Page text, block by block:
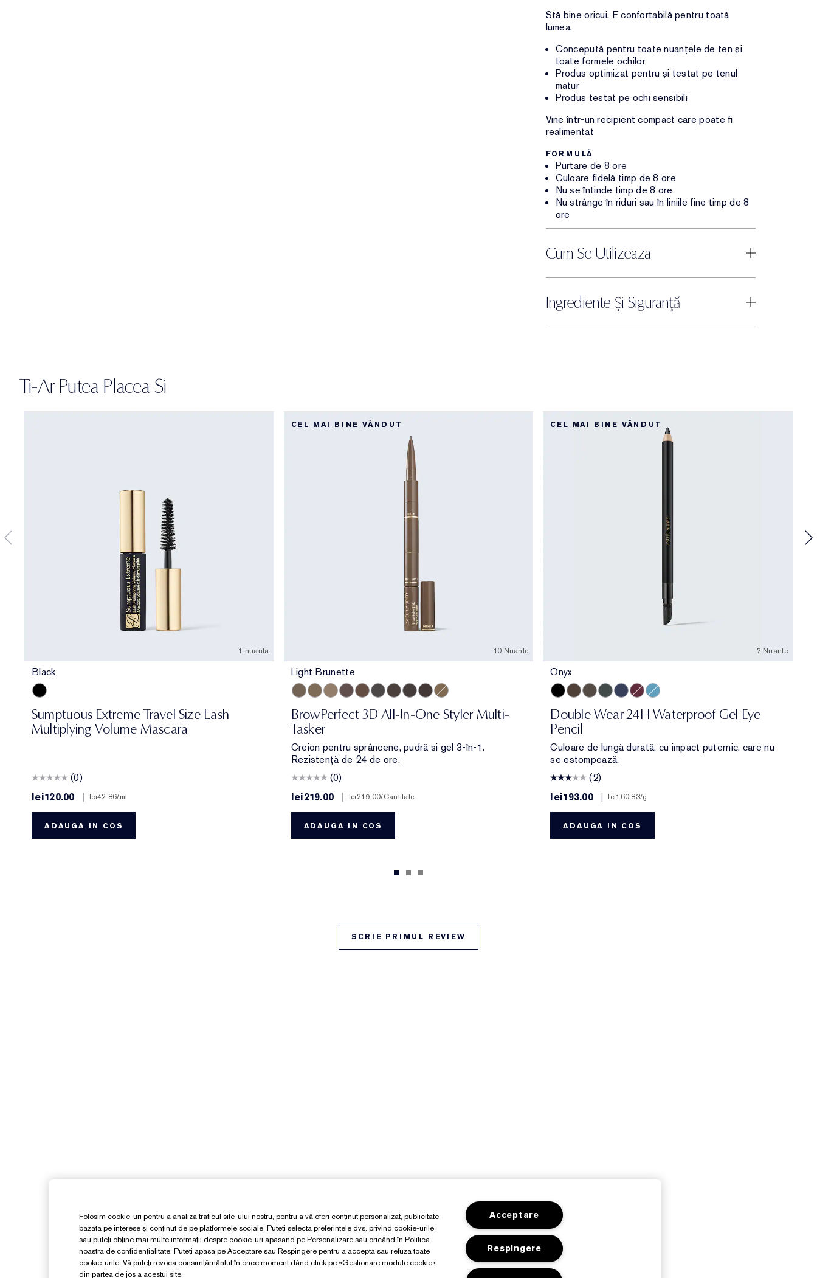
Stă bine oricui. E confortabilă pentru toată
lumea.
Concepută pentru toate nuanțele de ten și
toate formele ochilor
Produs optimizat pentru și testat pe tenul
matur
Produs testat pe ochi sensibili
Vine într-un recipient compact care poate fi
realimentat
FORMULĂ
Purtare de 8 ore
Culoare fidelă timp de 8 ore
Nu se întinde timp de 8 ore
Nu strânge în riduri sau în liniile fine timp de 8
ore
Cum Se Utilizeaza
Ingrediente Și Siguranță
Ti-Ar Putea Placea Si
1 nuanta
Black
Sumptuous Extreme Travel Size Lash
Multiplying Volume Mascara
(0)
lei120.00
| lei42.86/ml
ADAUGA IN COS
CEL MAI BINE VÂNDUT
10 Nuante
Light Brunette
BrowPerfect 3D All-In-One Styler Multi-
Tasker
Creion pentru sprâncene, pudră și gel 3-în-1.
Rezistență de 24 de ore.
(0)
lei219.00
| lei219.00/Cantitate
ADAUGA IN COS
CEL MAI BINE VÂNDUT
7 Nuante
Onyx
Double Wear 24H Waterproof Gel Eye
Pencil
Culoare de lungă durată, cu impact puternic, care nu
se estompează.
(2)
lei193.00
| lei160.83/g
ADAUGA IN COS
SCRIE PRIMUL REVIEW
Folosim cookie-uri pentru a analiza traficul site-ului nostru, pentru a vă oferi conținut personalizat, publicitate
bazată pe interese și conținut de pe platformele sociale. Puteți selecta preferințele dvs. privind cookie-urile
sau puteți obține mai multe informații despre cookie-uri apasand pe Personalizare sau oricând în Politica
noastră de confidențialitate. Puteți apasa pe Acceptare sau Respingere pentru a accepta sau refuza toate
cookie-urile. Vă puteți revoca consimțământul în orice moment dând click pe «Gestionare module cookie»
din partea de jos a acestui site.
Acceptare
Respingere